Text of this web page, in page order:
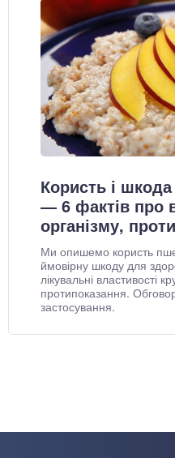
Користь і
— 6 фактів про
організму,
Ми опишемо користь
ймовірну шкоду для
лікувальні властивості
протипоказання.
застосування.